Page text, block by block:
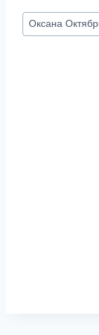
Метки
записи:
Оксана